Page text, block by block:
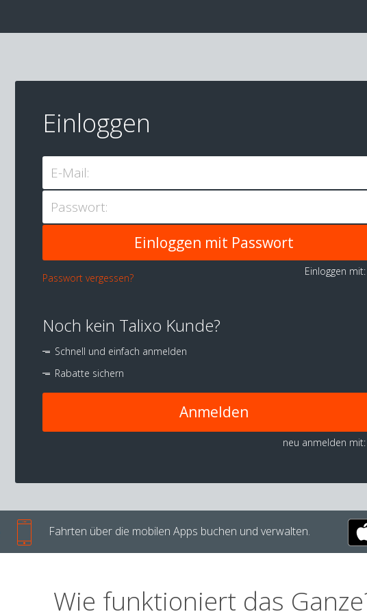
Einloggen
E-Mail:
Passwort:
Passwort vergessen?
Einloggen
Noch kein Talixo Kunde?
Schnell und einfach anmelden
Rabatte sichern
Anmelden
neu anmelden mit:
Fahrten über die mobilen Apps buchen und verwalten.
Wie funktioniert das